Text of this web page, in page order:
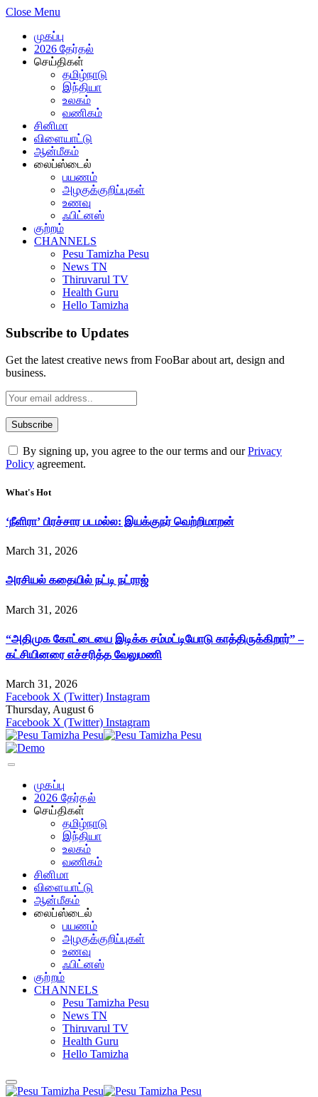
Close Menu
முகப்பு
2026 தேர்தல்
செய்திகள்
தமிழ்நாடு
இந்தியா
உலகம்
வணிகம்
சினிமா
விளையாட்டு
ஆன்மீகம்
லைப்ஸ்டைல்
பயணம்
அழகுக்குறிப்புகள்
உணவு
ஃபிட்னஸ்
குற்றம்
CHANNELS
Pesu Tamizha Pesu
News TN
Thiruvarul TV
Health Guru
Hello Tamizha
Subscribe to Updates
Get the latest creative news from FooBar about art, design and
business.
By signing up, you agree to the our terms and ourPrivacy
Policy agreement.
What's Hot
‘நீளிரா’ பிரச்சார படமல்ல: இயக்குநர் வெற்றிமாறன்
March 31, 2026
அரசியல் கதையில் நட்டி நட்ராஜ்
March 31, 2026
“அதிமுக கோட்டையை இடிக்க சம்மட்டியோடு காத்திருக்கிறார்” –
கட்சியினரை எச்சரித்த வேலுமணி
March 31, 2026
Facebook X (Twitter) Instagram
Thursday, August 6
Facebook X (Twitter) Instagram
முகப்பு
2026 தேர்தல்
செய்திகள்
தமிழ்நாடு
இந்தியா
உலகம்
வணிகம்
சினிமா
விளையாட்டு
ஆன்மீகம்
லைப்ஸ்டைல்
பயணம்
அழகுக்குறிப்புகள்
உணவு
ஃபிட்னஸ்
குற்றம்
CHANNELS
Pesu Tamizha Pesu
News TN
Thiruvarul TV
Health Guru
Hello Tamizha